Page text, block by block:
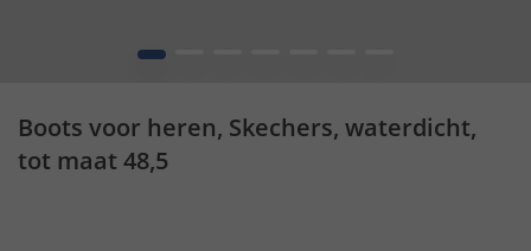
1
Boots voor heren, Skechers, waterdicht,
tot maat 48,5